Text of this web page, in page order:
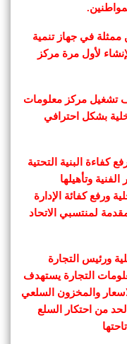
ممثلة في جهاز تنمية
لأول مرة مركز
تشغيل مركز ‏‏معلومات
‏بشكل احترافي
كفاءة البنية التحتية
‏‏وتأهيلها
ورفع كفائة الإدارة
لمنتسبي الاتحاد
ورئيس التجارة
التجارة يستهدف
والمخزون السلعي
من احتكار السلع